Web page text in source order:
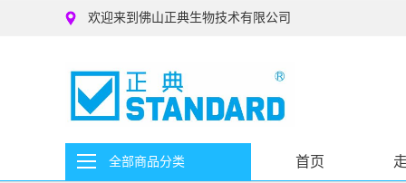
欢迎来到佛山正典生物技术有限公司
全部商品分类 首页